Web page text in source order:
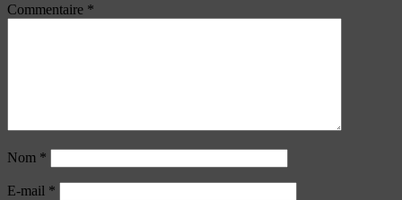
Commentaire *
Nom *
E-mail *